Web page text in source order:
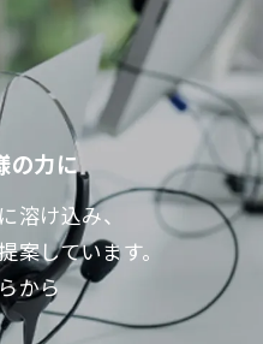
の力に
溶け込み、
しています。
から